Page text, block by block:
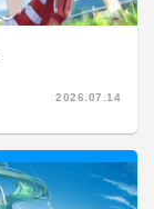
2026.07.14